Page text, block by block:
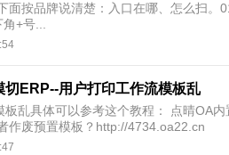
面按品牌说清楚：入口在哪、怎么扫。
+号...
ERP--用户打印工作流模板乱
板乱具体可以参考这个教程： 点晴OA
作废预置模板？http://4734.oa22.cn